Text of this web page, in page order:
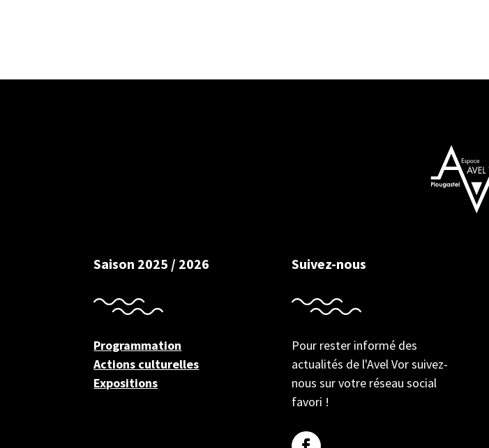
Saison 2025 / 2026
Programmation
Actions culturelles
Expositions
Suivez-nous
Pour rester informé des
actualités de l'Avel Vor suivez-
nous sur votre réseau social
favori !